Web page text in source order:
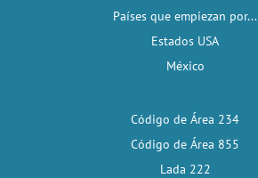
Países que empiezan por...
Estados USA
México
Código de Área 234
Código de Área 855
Lada 222